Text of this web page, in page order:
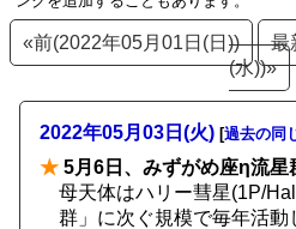
«前(2022年05月01日(日)) 最
(水))»
2022年05月03日(火) [過去の同
★ 5月6日、みずがめ座η流星
母天体はハリー彗星(1P/
群」に次ぐ規模で毎年活動